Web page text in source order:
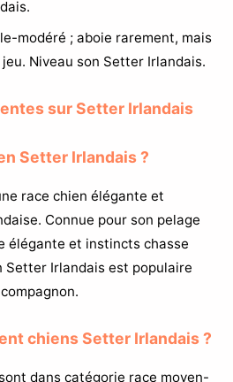
modéré ; aboie rarement, mais
Niveau son Setter Irlandais.
sur Setter Irlandais
Setter Irlandais ?
race chien élégante et
Connue pour son pelage
élégante et instincts chasse
Setter Irlandais est populaire
chiens Setter Irlandais ?
dans catégorie race moyen-